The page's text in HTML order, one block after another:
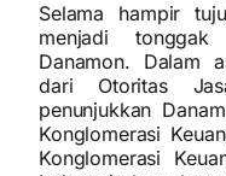
Selama hampir
menjadi
Danamon. Dalam
dari Otoritas
penunjukkan
Konglomerasi
Konglomerasi